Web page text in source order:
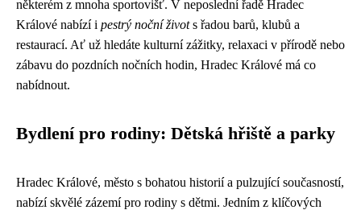
některém z mnoha sportovišť. V neposlední řadě Hradec
Králové nabízí i pestrý noční živots řadou barů, klubů a
restaurací. Ať už hledáte kulturní zážitky, relaxaci v přírodě nebo
zábavu do pozdních nočních hodin, Hradec Králové má co
nabídnout.
Bydlení pro rodiny: Dětská hřiště a parky
Hradec Králové, město s bohatou historií a pulzující současností,
nabízí skvělé zázemí pro rodiny s dětmi. Jedním z klíčových